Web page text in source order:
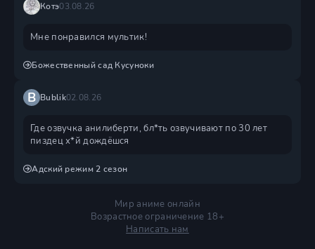
Котэ03.08.26
Мне понравился мультик!
Божественный сад Кусуноки
B Bublik02.08.26
Где озвучка анилиберти, бл*ть озвучивают по 30 лет
пиздец х*й дождëшся
Адский режим 2 сезон
Мир аниме онлайн
Возрастное ограничение 18+
Написать нам